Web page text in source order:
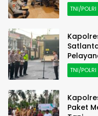
TNI/POLRI
TNI/POLRI
Paket